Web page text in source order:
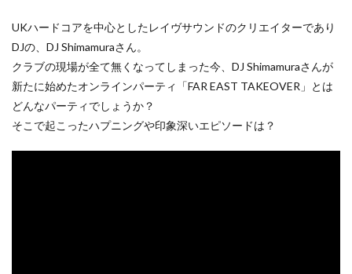
UKハードコアを中心としたレイヴサウンドのクリエイターであり
DJの、DJ Shimamuraさん。
クラブの現場が全て無くなってしまった今、DJ Shimamuraさんが
新たに始めたオンラインパーティ「FAR EAST TAKEOVER」とは
どんなパーティでしょうか？
そこで起こったハプニングや印象深いエピソードは？